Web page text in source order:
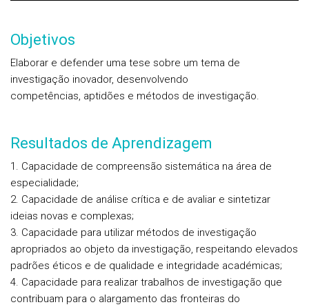
Objetivos
Elaborar e defender uma tese sobre um tema de
investigação inovador, desenvolvendo
competências, aptidões e métodos de investigação.
Resultados de Aprendizagem
1. Capacidade de compreensão sistemática na área de
especialidade;
2. Capacidade de análise crítica e de avaliar e sintetizar
ideias novas e complexas;
3. Capacidade para utilizar métodos de investigação
apropriados ao objeto da investigação, respeitando elevados
padrões éticos e de qualidade e integridade académicas;
4. Capacidade para realizar trabalhos de investigação que
contribuam para o alargamento das fronteiras do